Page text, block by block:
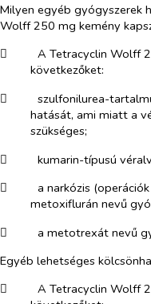
Milyen egyéb gyógyszerek
Wolff 250 mg kemény
​
A Tetracyclin Wolff
következőket:
​
szulfonilurea-
hatását, ami miatt a
szükséges;
​
kumarin-típusú
​
a narkózis
metoxiflurán nevű
​
a metotrexát nevű
Egyéb lehetséges
​
A Tetracyclin Wolff